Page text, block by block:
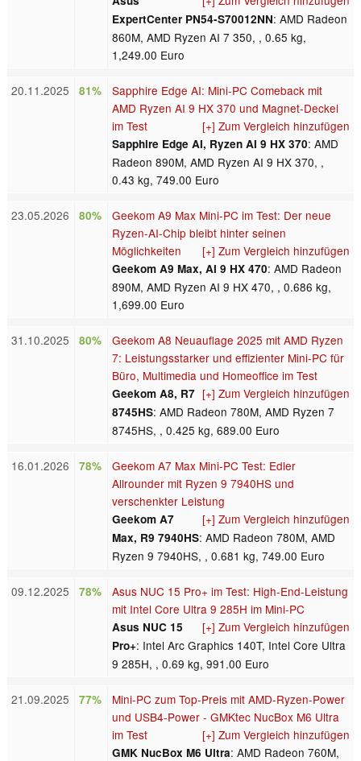
ExpertCenter PN54-S70012NN: AMD Radeon
860M, AMD Ryzen AI 7 350, , 0.65 kg,
1,249.00 Euro
20.11.2025 81%
Sapphire Edge AI: Mini-PC Comeback mit
AMD Ryzen AI 9 HX 370 und Magnet-Deckel
im Test
[+] Zum Vergleich hinzufügen
Sapphire Edge AI, Ryzen AI 9 HX 370: AMD
Radeon 890M, AMD Ryzen AI 9 HX 370, ,
0.43 kg, 749.00 Euro
23.05.2026 80%
Geekom A9 Max Mini-PC im Test: Der neue
Ryzen-AI-Chip bleibt hinter seinen
Möglichkeiten
[+] Zum Vergleich hinzufügen
Geekom A9 Max, AI 9 HX 470: AMD Radeon
890M, AMD Ryzen AI 9 HX 470, , 0.686 kg,
1,699.00 Euro
31.10.2025 80%
Geekom A8 Neuauflage 2025 mit AMD Ryzen
7: Leistungsstarker und effizienter Mini-PC für
Büro, Multimedia und Homeoffice im Test
[+] Zum Vergleich hinzufügen
Geekom A8, R7
8745HS: AMD Radeon 780M, AMD Ryzen 7
8745HS, , 0.425 kg, 689.00 Euro
16.01.2026 78%
Geekom A7 Max Mini-PC Test: Edler
Allrounder mit Ryzen 9 7940HS und
verschenkter Leistung
[+] Zum Vergleich hinzufügen
Geekom A7
Max, R9 7940HS: AMD Radeon 780M, AMD
Ryzen 9 7940HS, , 0.681 kg, 749.00 Euro
09.12.2025 78%
Asus NUC 15 Pro+ im Test: High-End-Leistung
mit Intel Core Ultra 9 285H im Mini-PC
[+] Zum Vergleich hinzufügen
Asus NUC 15
Pro+: Intel Arc Graphics 140T, Intel Core Ultra
9 285H, , 0.69 kg, 991.00 Euro
21.09.2025 77%
Mini-PC zum Top-Preis mit AMD-Ryzen-Power
und USB4-Power - GMKtec NucBox M6 Ultra
im Test
[+] Zum Vergleich hinzufügen
GMK NucBox M6 Ultra: AMD Radeon 760M,